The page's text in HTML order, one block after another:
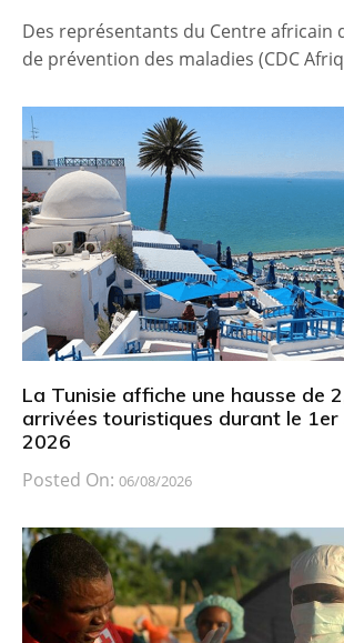
Des représentants du Centre africain
de prévention des maladies (CDC
La Tunisie affiche une hausse de
arrivées touristiques durant le 1er
2026
Posted On: 06/08/2026